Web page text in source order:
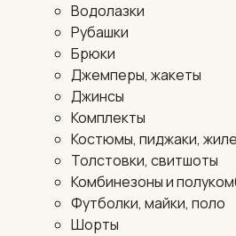
Водолазки
Рубашки
Брюки
Джемперы, жакеты
Джинсы
Комплекты
Костюмы, пиджаки,
Толстовки, свитшоты
Комбинезоны и
Футболки, майки, поло
Шорты